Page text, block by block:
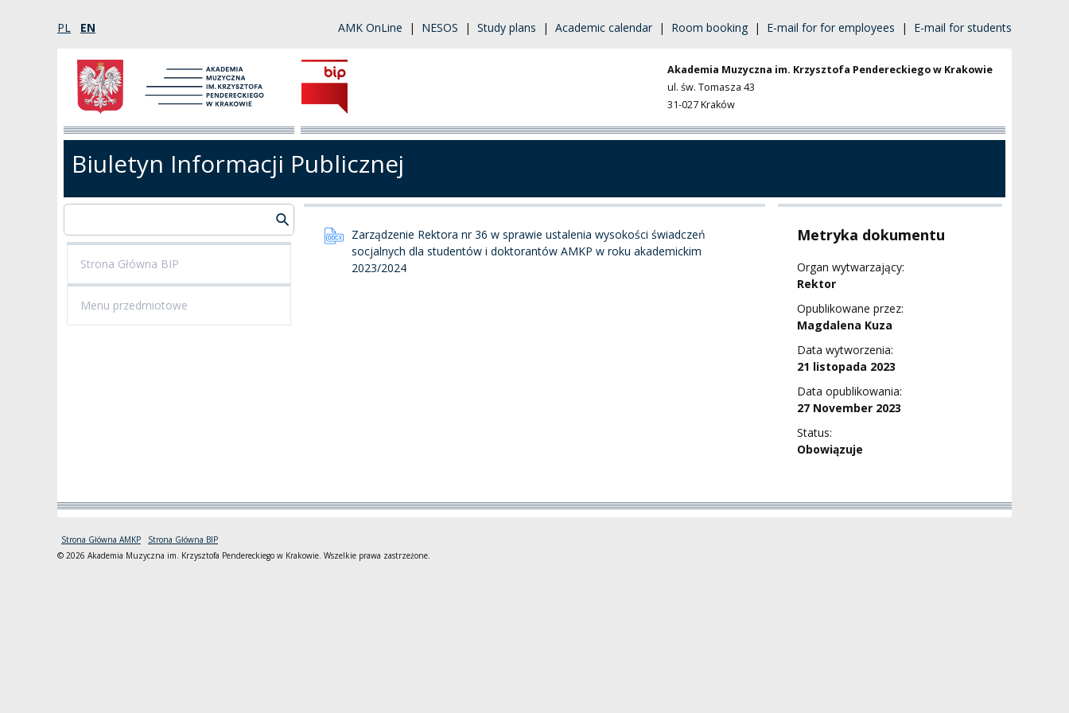
PL EN AMK OnLine | NESOS | Study plans | Academic calendar | Room booking | E-mail for for employees | E-mail for students
Akademia Muzyczna im. Krzysztofa Pendereckiego w Krakowie
ul. św. Tomasza 43
31-027 Kraków
Biuletyn Informacji Publicznej
Strona Główna BIP
Menu przedmiotowe
Metryka dokumentu
Organ wytwarzający:
Rektor
Opublikowane przez:
Magdalena Kuza
Data wytworzenia:
21 listopada 2023
Data opublikowania:
27 November 2023
Status:
Obowiązuje
Zarządzenie Rektora nr 36 w sprawie ustalenia wysokości świadczeń
socjalnych dla studentów i doktorantów AMKP w roku akademickim
2023/2024
Strona Główna AMKP
Strona Główna BIP
© 2026 Akademia Muzyczna im. Krzysztofa Pendereckiego w Krakowie. Wszelkie prawa zastrzeżone.